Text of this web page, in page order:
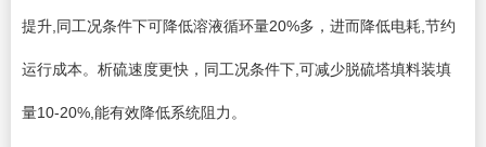
提升,同工况条件下可降低溶液循环量20%多，进而降低电耗,节约
运行成本。析硫速度更快，同工况条件下,可减少脱硫塔填料装填
量10-20%,能有效降低系统阻力。